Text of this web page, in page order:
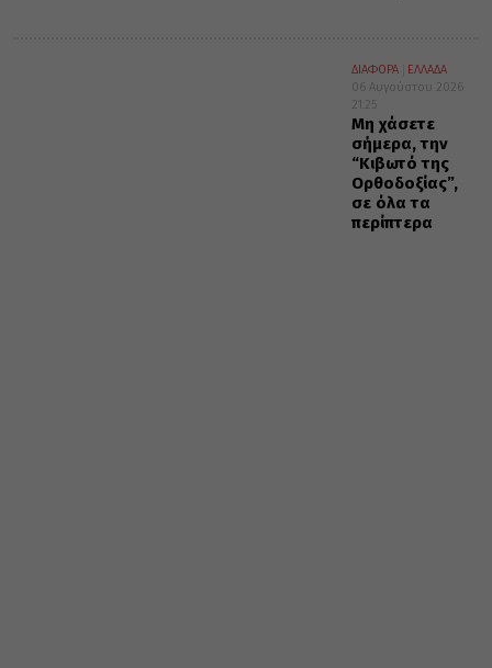
ΔΙΑΦΟΡΑ
ΕΛΛΑΔΑ
06 Αυγούστου 2026
21:25
Μη χάσετε
σήμερα, την
“Κιβωτό της
Ορθοδοξίας”,
σε όλα τα
περίπτερα